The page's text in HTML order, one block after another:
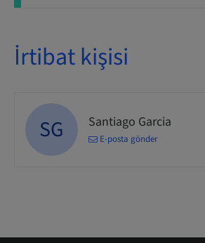
İrtibat kişisi
SG Santiago Garcia
E-posta gönder